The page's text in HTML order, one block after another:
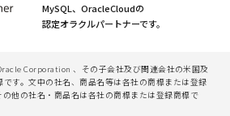
MySQL、OracleCloudの
認定オラクルパートナーです。
Corporation 、その子会社及び関連会社の米国及
す。文中の社名、商品名等は各社の商標または登録
他の社名・商品名は各社の商標または登録商標で